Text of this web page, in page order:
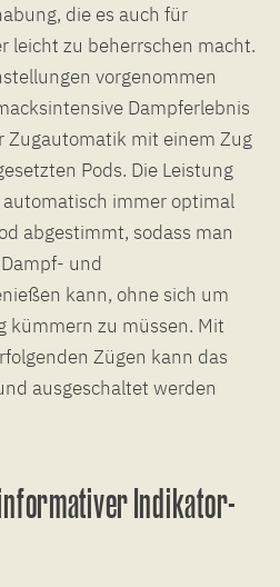
die es auch für
leicht zu beherrschen macht.
vorgenommen
Dampferlebnis
mit einem Zug
Pods. Die Leistung
immer optimal
abgestimmt, sodass man
und
kann, ohne sich um
kümmern zu müssen. Mit
Zügen kann das
ausgeschaltet werden
Indikator-